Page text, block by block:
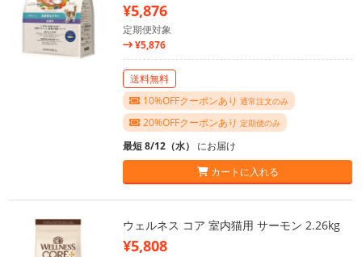
¥5,876
定期便対象
¥5,876
送料無料
10%OFFクーポンあり 通常注文のみ
20%OFFクーポンあり 定期便のみ
最短 8/12（水） にお届け
カートに入れる
ウェルネス コア 室内猫用 サーモン 2.26kg
¥5,808